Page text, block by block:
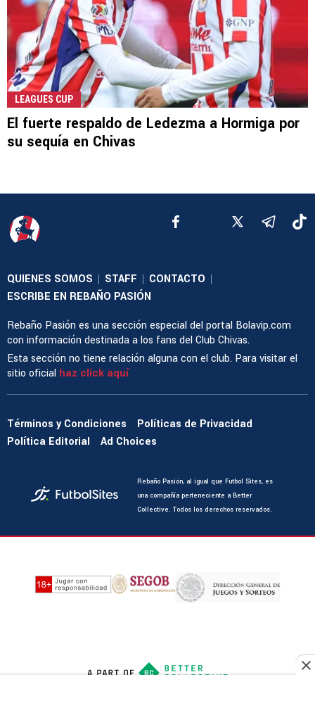
LEAGUES CUP
El fuerte respaldo de Ledezma a Hormiga por
su sequía en Chivas
QUIENES SOMOS | STAFF | CONTACTO |
ESCRIBE EN REBAÑO PASIÓN
Rebaño Pasión es una sección especial del portal Bolavip.com
con información destinada a los fans del Club Chivas.
Esta sección no tiene relación alguna con el club. Para visitar el
sitio oficial haz click aquí
Términos y Condiciones
Políticas de Privacidad
Política Editorial
Ad Choices
Rebaño Pasión, al igual que Futbol Sites, es
una compañía perteneciente a Better
Collective. Todos los derechos reservados.